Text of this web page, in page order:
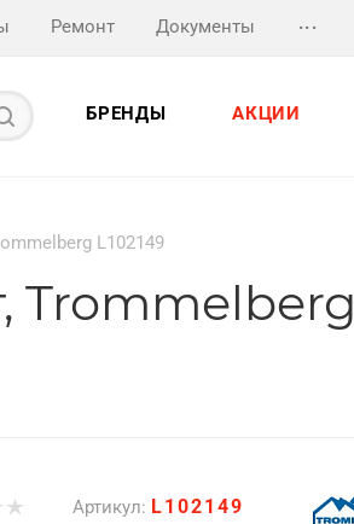
Ремонт Документы ...
БРЕНДЫ АКЦИИ
L102149
Trommelberg
Артикул: L102149